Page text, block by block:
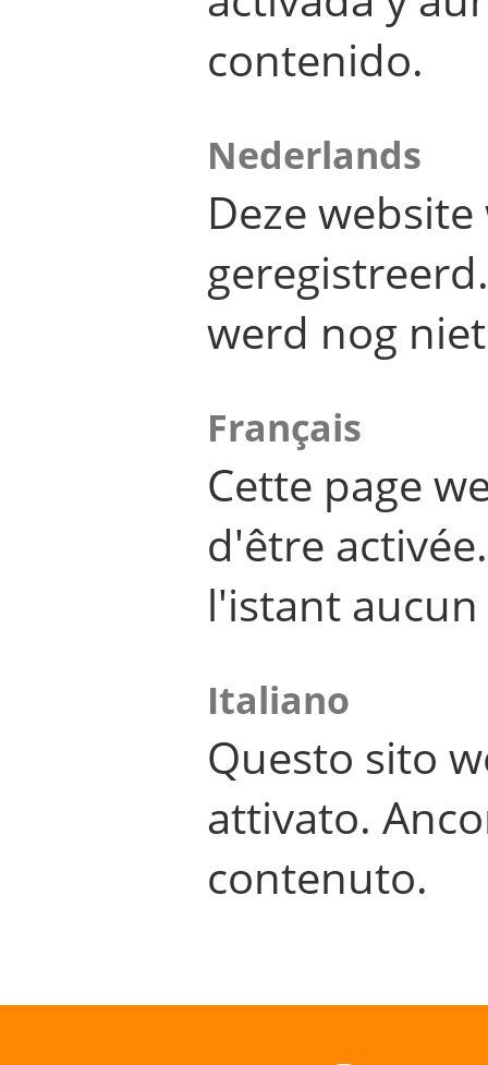
contenido.
Nederlands
Deze
werd nog
Français
Cette page
d'être
l'istant
Italiano
Questo sito
attivato.
contenuto.